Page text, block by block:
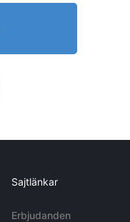
Sajtlänkar
Erbjudanden